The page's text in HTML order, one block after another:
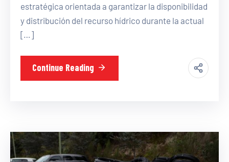
estratégica orientada a garantizar la disponibilidad
y distribución del recurso hídrico durante la actual
[…]
Continue Reading